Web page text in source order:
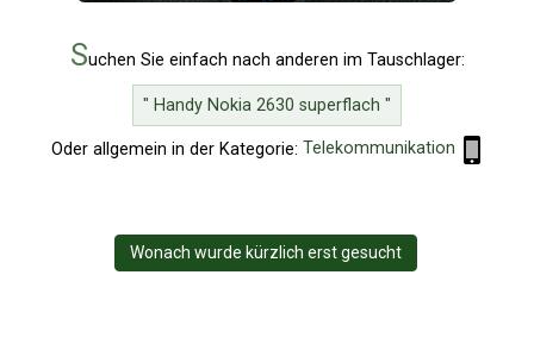
Suchen Sie einfach nach anderen im Tauschlager:
" Handy Nokia 2630 superflach "
Oder allgemein in der Kategorie: Telekommunikation
Wonach wurde kürzlich erst gesucht